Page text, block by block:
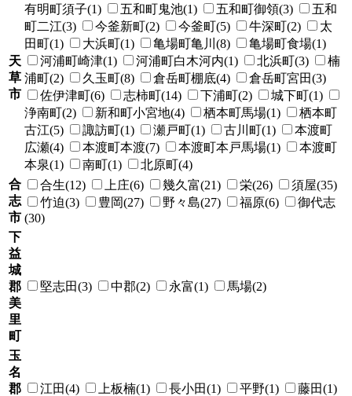
天
草
市
有明町須子(1)
五和町鬼池(1) 五和町御領(3)
五和
町二江(3)
今釜新町(2) 今釜町(5) 牛深町(2)
太
田町(1)
大浜町(1) 亀場町亀川(8)
亀場町食場(1)
河浦町崎津(1)
河浦町白木河内(1) 北浜町(3)
楠
浦町(2)
久玉町(8) 倉岳町棚底(4)
倉岳町宮田(3)
佐伊津町(6)
志柿町(14) 下浦町(2)
城下町(1)
浄南町(2)
新和町小宮地(4) 栖本町馬場(1)
栖本町
古江(5)
諏訪町(1) 瀬戸町(1) 古川町(1)
本渡町
広瀬(4)
本渡町本渡(7) 本渡町本戸馬場(1)
本渡町
本泉(1)
南町(1)
北原町(4)
合
志
市
合生(12) 上庄(6) 幾久富(21) 栄(26)
須屋(35)
竹迫(3)
豊岡(27) 野々島(27) 福原(6)
御代志
(30)
下
益
城
郡
美
里
町
堅志田(3) 中郡(2) 永富(1) 馬場(2)
玉
名
郡
江田(4) 上板楠(1) 長小田(1) 平野(1)
藤田(1)